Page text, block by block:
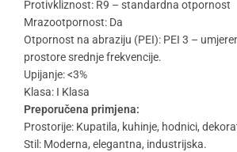
Protivkliznost: R9 – standardna otpornost
Mrazootpornost: Da
Otpornost na abraziju (PEI): PEI 3 –
prostore srednje frekvencije.
Upijanje: <3%
Klasa: I Klasa
Preporučena primjena:
Prostorije: Kupatila, kuhinje, hodnici,
Stil: Moderna, elegantna, industrijska.